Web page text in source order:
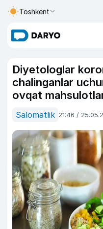
Toshkent
Diyetologlar
chalinganlar
ovqat
Salomatlik 21:46 /